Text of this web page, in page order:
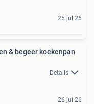
25 jul 26
& begeer koekenpan
Details
26 jul 26